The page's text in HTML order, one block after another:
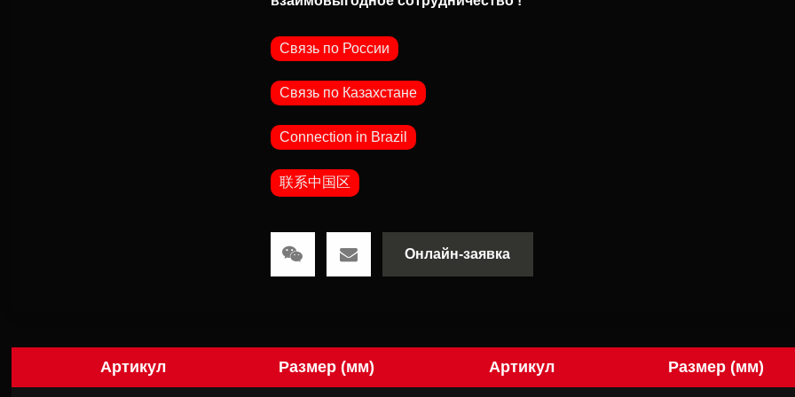
Связь по России
Связь по Казахстане
Connection in Brazil
联系中国区
Онлайн-заявка
Артикул Размер (мм) Артикул Размер (мм)